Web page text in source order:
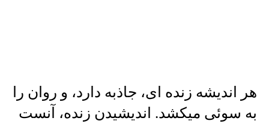
هر اندیشه زنده ای، جاذبه دارد، و روان را
به سوئی میکشد. اندیشیدن زنده، آنست